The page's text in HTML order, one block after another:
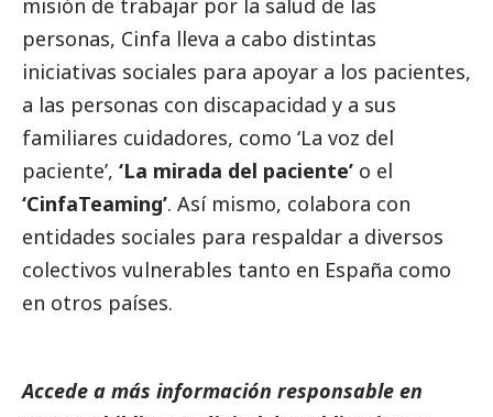
misión de trabajar por la salud de las
personas, Cinfa lleva a cabo distintas
iniciativas sociales para apoyar a los pacientes,
a las personas con discapacidad y a sus
familiares cuidadores, como ‘La voz del
paciente’, ‘La mirada del paciente’ o el
‘CinfaTeaming’. Así mismo, colabora con
entidades sociales para respaldar a diversos
colectivos vulnerables tanto en España como
en otros países.
Accede a más información responsable en